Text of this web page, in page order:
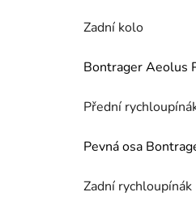
Zadní kolo
Bontrager Aeolus
Přední
Pevná osa
Zadní rychloupínák